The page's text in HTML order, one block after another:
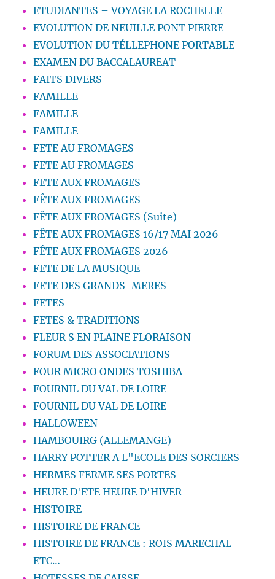
ETUDIANTES – VOYAGE LA ROCHELLE
EVOLUTION DE NEUILLE PONT PIERRE
EVOLUTION DU TÉLLEPHONE PORTABLE
EXAMEN DU BACCALAUREAT
FAITS DIVERS
FAMILLE
FAMILLE
FAMILLE
FETE AU FROMAGES
FETE AU FROMAGES
FETE AUX FROMAGES
FÊTE AUX FROMAGES
FÊTE AUX FROMAGES (Suite)
FÊTE AUX FROMAGES 16/17 MAI 2026
FÊTE AUX FROMAGES 2026
FETE DE LA MUSIQUE
FETE DES GRANDS-MERES
FETES
FETES & TRADITIONS
FLEUR S EN PLAINE FLORAISON
FORUM DES ASSOCIATIONS
FOUR MICRO ONDES TOSHIBA
FOURNIL DU VAL DE LOIRE
FOURNIL DU VAL DE LOIRE
HALLOWEEN
HAMBOUIRG (ALLEMANGE)
HARRY POTTER A L"ECOLE DES SORCIERS
HERMES FERME SES PORTES
HEURE D'ETE HEURE D'HIVER
HISTOIRE
HISTOIRE DE FRANCE
HISTOIRE DE FRANCE : ROIS MARECHAL
ETC…